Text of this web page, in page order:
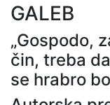
GALEB
„Gospodo,
čin, treba
se hrabro